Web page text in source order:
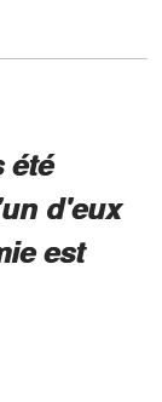
été
d'eux
est